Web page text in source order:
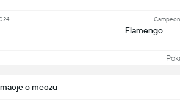
o meczu
Flamengo